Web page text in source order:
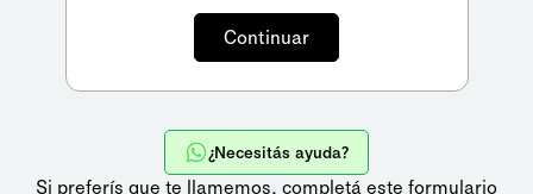
¿Necesitás ayuda?
Si preferís que te llamemos, completá este formulario